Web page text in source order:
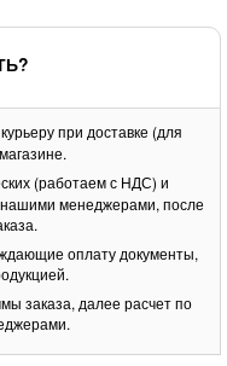
при доставке (для
(работаем с НДС) и
нашими менеджерами, после
оплату документы,
заказа, далее расчет по